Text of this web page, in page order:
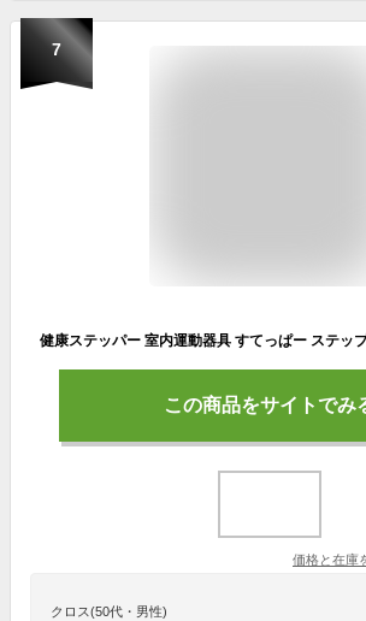
7
この商品をサイトでみ
価格と在庫
クロス(50代・男性)